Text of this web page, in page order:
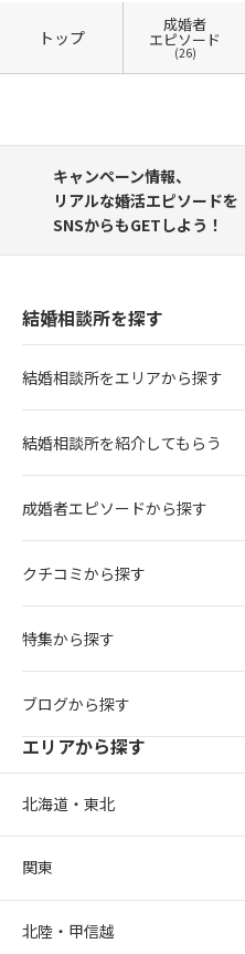
トップ
成婚者
エピソード
(26)
キャンペーン情報、
リアルな婚活エピソードを
SNSからもGETしよう！
結婚相談所を探す
結婚相談所をエリアから探す
結婚相談所を紹介してもらう
成婚者エピソードから探す
クチコミから探す
特集から探す
ブログから探す
エリアから探す
北海道・東北
関東
北陸・甲信越